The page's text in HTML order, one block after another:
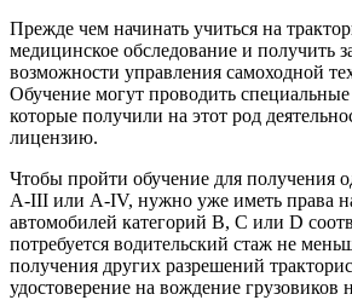
Прежде чем начинать учиться на
медицинское обследование и получить
возможности управления самоходной
Обучение могут проводить
которые получили на этот род
лицензию.
Чтобы пройти обучение для получения
A-III или A-IV, нужно уже иметь права
автомобилей категорий B, C или D
потребуется водительский стаж не
получения других разрешений
удостоверение на вождение грузовиков